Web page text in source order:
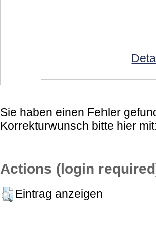
Sie haben einen Fehler
Korrekturwunsch bitte hier
Actions (login
Eintrag anzeigen